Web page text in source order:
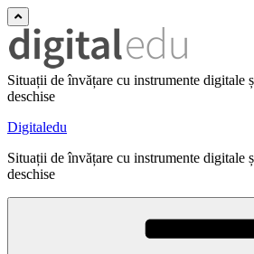
Situații de învățare cu instrumente digitale
deschise
Digitaledu
Situații de învățare cu instrumente digitale
deschise